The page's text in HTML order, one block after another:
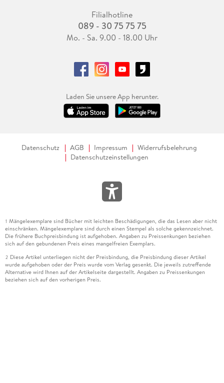
Filialhotline
089 - 30 75 75 75
Mo. - Sa. 9.00 - 18.00 Uhr
Laden Sie unsere App herunter.
Datenschutz AGB Impressum
Widerrufsbelehrung
Datenschutzeinstellungen
1 Mängelexemplare sind Bücher mit leichten Beschädigungen, die das Lesen aber nicht
einschränken. Mängelexemplare sind durch einen Stempel als solche gekennzeichnet.
Die frühere Buchpreisbindung ist aufgehoben. Angaben zu Preissenkungen beziehen
sich auf den gebundenen Preis eines mangelfreien Exemplars.
2 Diese Artikel unterliegen nicht der Preisbindung, die Preisbindung dieser Artikel
wurde aufgehoben oder der Preis wurde vom Verlag gesenkt. Die jeweils zutreffende
Alternative wird Ihnen auf der Artikelseite dargestellt. Angaben zu Preissenkungen
beziehen sich auf den vorherigen Preis.